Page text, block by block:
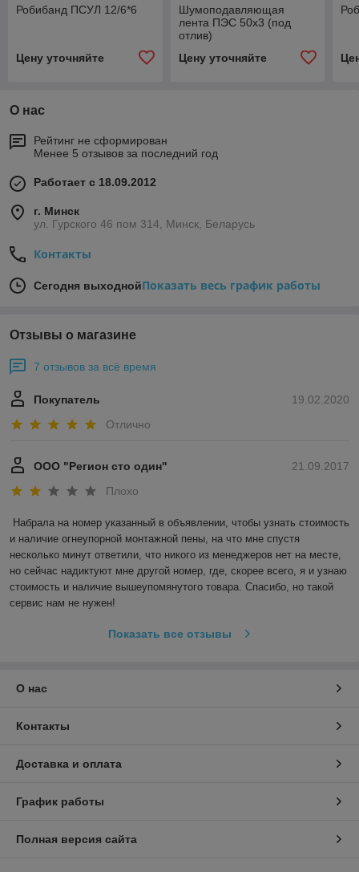
Робибанд ПСУЛ 12/6*6
Цену уточняйте
Шумоподавляющая
лента ПЭС 50х3 (под
отлив)
Цену уточняйте
О нас
Рейтинг не сформирован
Менее 5 отзывов за последний год
Работает с 18.09.2012
г. Минск
ул. Гурского 46 пом 314, Минск, Беларусь
Контакты
Сегодня выходнойПоказать весь график работы
Отзывы о магазине
7 отзывов за всё время
19.02.2020
Покупатель
Отлично
21.09.2017
ООО "Регион сто один"
Плохо
Набрала на номер указанный в объявлении, чтобы узнать стоимость
и наличие огнеупорной монтажной пены, на что мне спустя
несколько минут ответили, что никого из менеджеров нет на месте,
но сейчас надиктуют мне другой номер, где, скорее всего, я и узнаю
стоимость и наличие вышеупомянутого товара. Спасибо, но такой
сервис нам не нужен!
Показать все отзывы
О нас
Контакты
Доставка и оплата
График работы
Полная версия сайта